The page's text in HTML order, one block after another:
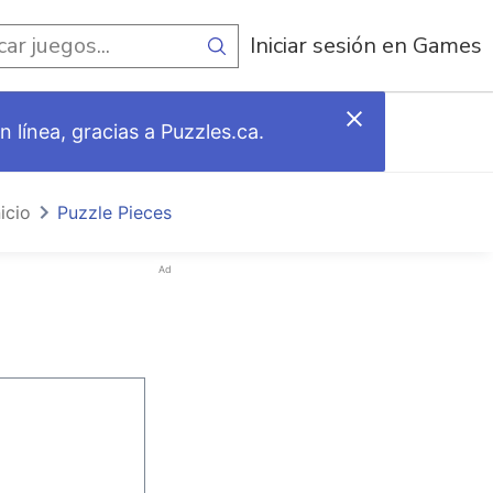
Iniciar sesión en Games
línea, gracias a Puzzles.ca.
Puzzle Pieces
Ad